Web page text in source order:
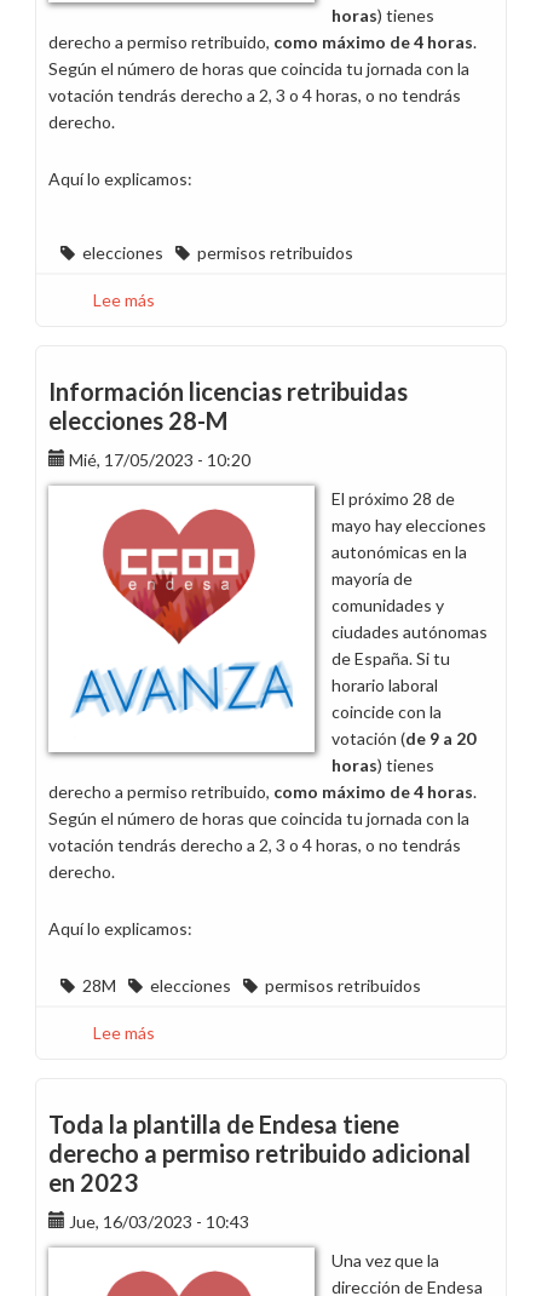
horas) tienes
derecho a permiso retribuido, como máximo de 4 horas.
Según el número de horas que coincida tu jornada con la
votación tendrás derecho a 2, 3 o 4 horas, o no tendrás
derecho.
Aquí lo explicamos:
elecciones permisos retribuidos
Lee más
retribuidas
elecciones
28-
M
Información licencias retribuidas
elecciones 28-M
Mié, 17/05/2023 - 10:20
El próximo 28 de
mayo hay elecciones
autonómicas en la
mayoría de
comunidades y
ciudades autónomas
de España. Si tu
horario laboral
coincide con la
votación (de 9 a 20
horas) tienes
derecho a permiso retribuido, como máximo de 4 horas.
Según el número de horas que coincida tu jornada con la
votación tendrás derecho a 2, 3 o 4 horas, o no tendrás
derecho.
Aquí lo explicamos:
28M elecciones permisos retribuidos
Lee más
retribuidas
elecciones
28-
Toda la plantilla de Endesa tiene
derecho a permiso retribuido adicional
en 2023
Jue, 16/03/2023 - 10:43
Una vez que la
dirección de Endesa